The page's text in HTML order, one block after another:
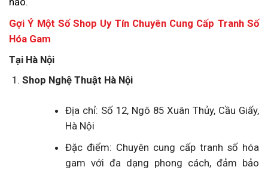
Gợi Ý Một Số Shop Uy Tín Chuyên Cung Cấp Tranh Số
Hóa Gam
Tại Hà Nội
Shop Nghệ Thuật Hà Nội
Địa chỉ: Số 12, Ngõ 85 Xuân Thủy, Cầu Giấy,
Hà Nội
Đặc điểm: Chuyên cung cấp tranh số hóa
gam với đa dạng phong cách, đảm bảo